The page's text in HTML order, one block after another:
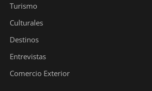
Turismo
Culturales
Destinos
Entrevistas
Comercio Exterior